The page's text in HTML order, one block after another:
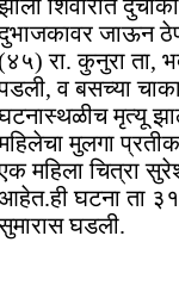
शिवारात
जाऊन
रा. कुनुरा ता,
व बसच्या
मृत्यू
मुलगा
महिला चित्रा
घटना ता ३१
घडली.